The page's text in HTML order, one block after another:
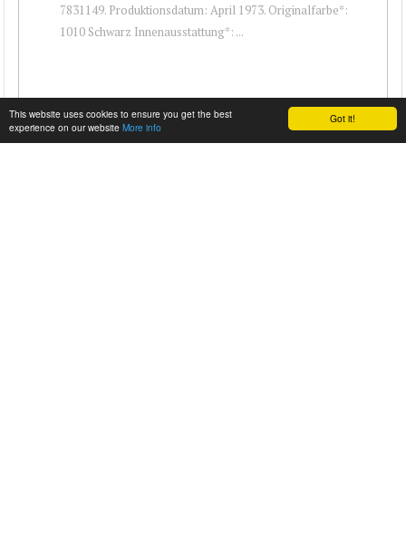
Got it!
This website uses cookies to ensure you get the best
experience on our website More info
7831149. Produktionsdatum: April 1973. Originalfarbe*:
1010 Schwarz Innenausstattung*: ...